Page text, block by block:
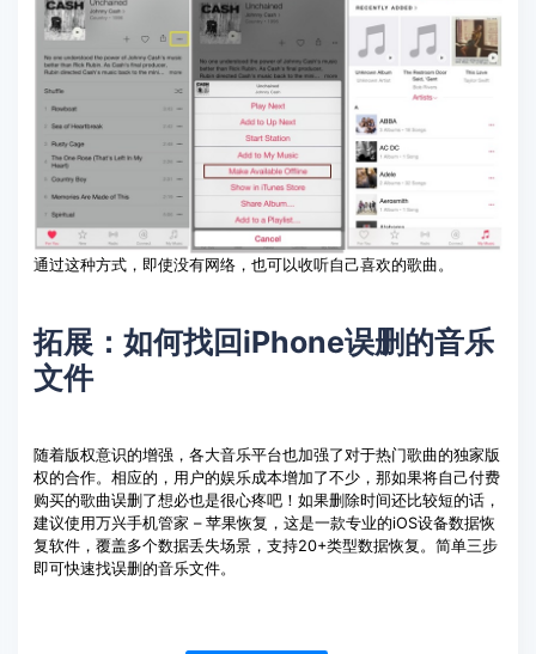
通过这种方式，即使没有网络，也可以收听自己喜欢的歌曲。
拓展：如何找回iPhone误删的音乐
文件
随着版权意识的增强，各大音乐平台也加强了对于热门歌曲的独家版
权的合作。相应的，用户的娱乐成本增加了不少，那如果将自己付费
购买的歌曲误删了想必也是很心疼吧！如果删除时间还比较短的话，
建议使用万兴手机管家 – 苹果恢复，这是一款专业的iOS设备数据恢
复软件，覆盖多个数据丢失场景，支持20+类型数据恢复。简单三步
即可快速找误删的音乐文件。